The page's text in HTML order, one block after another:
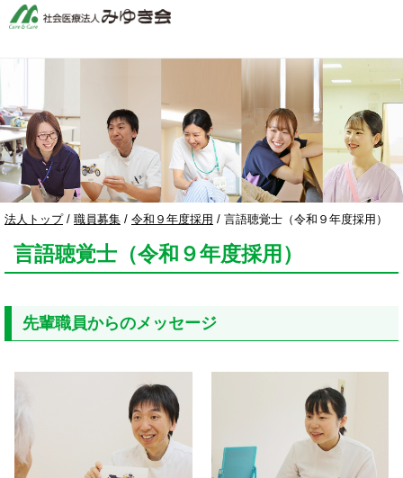
このページの本文へ
現
の
法人トップ/ 職員募集 / 令和９年度採用 / 言語聴覚士（令和９年度採用）
言語聴覚士（令和９年度採用）
先輩職員からのメッセージ